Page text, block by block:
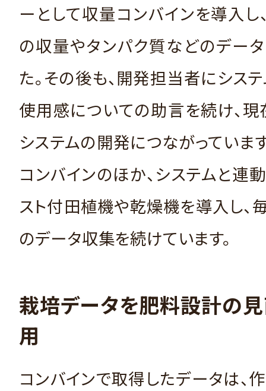
ーとして収量コンバインを導入し
の収量やタンパク質などのデー
た。その後も、開発担当者にシス
使用感についての助言を続け、
システムの開発につながっていま
コンバインのほか、システムと連
スト付田植機や乾燥機を導入し、
のデータ収集を続けています。
栽培データを肥料設計の
用
コンバインで取得したデータは、